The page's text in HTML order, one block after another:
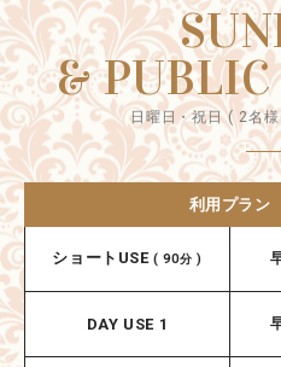
&
日曜日・祝日 ( 2名
利用プラン
ショートUSE( 90分 )
DAY USE 1